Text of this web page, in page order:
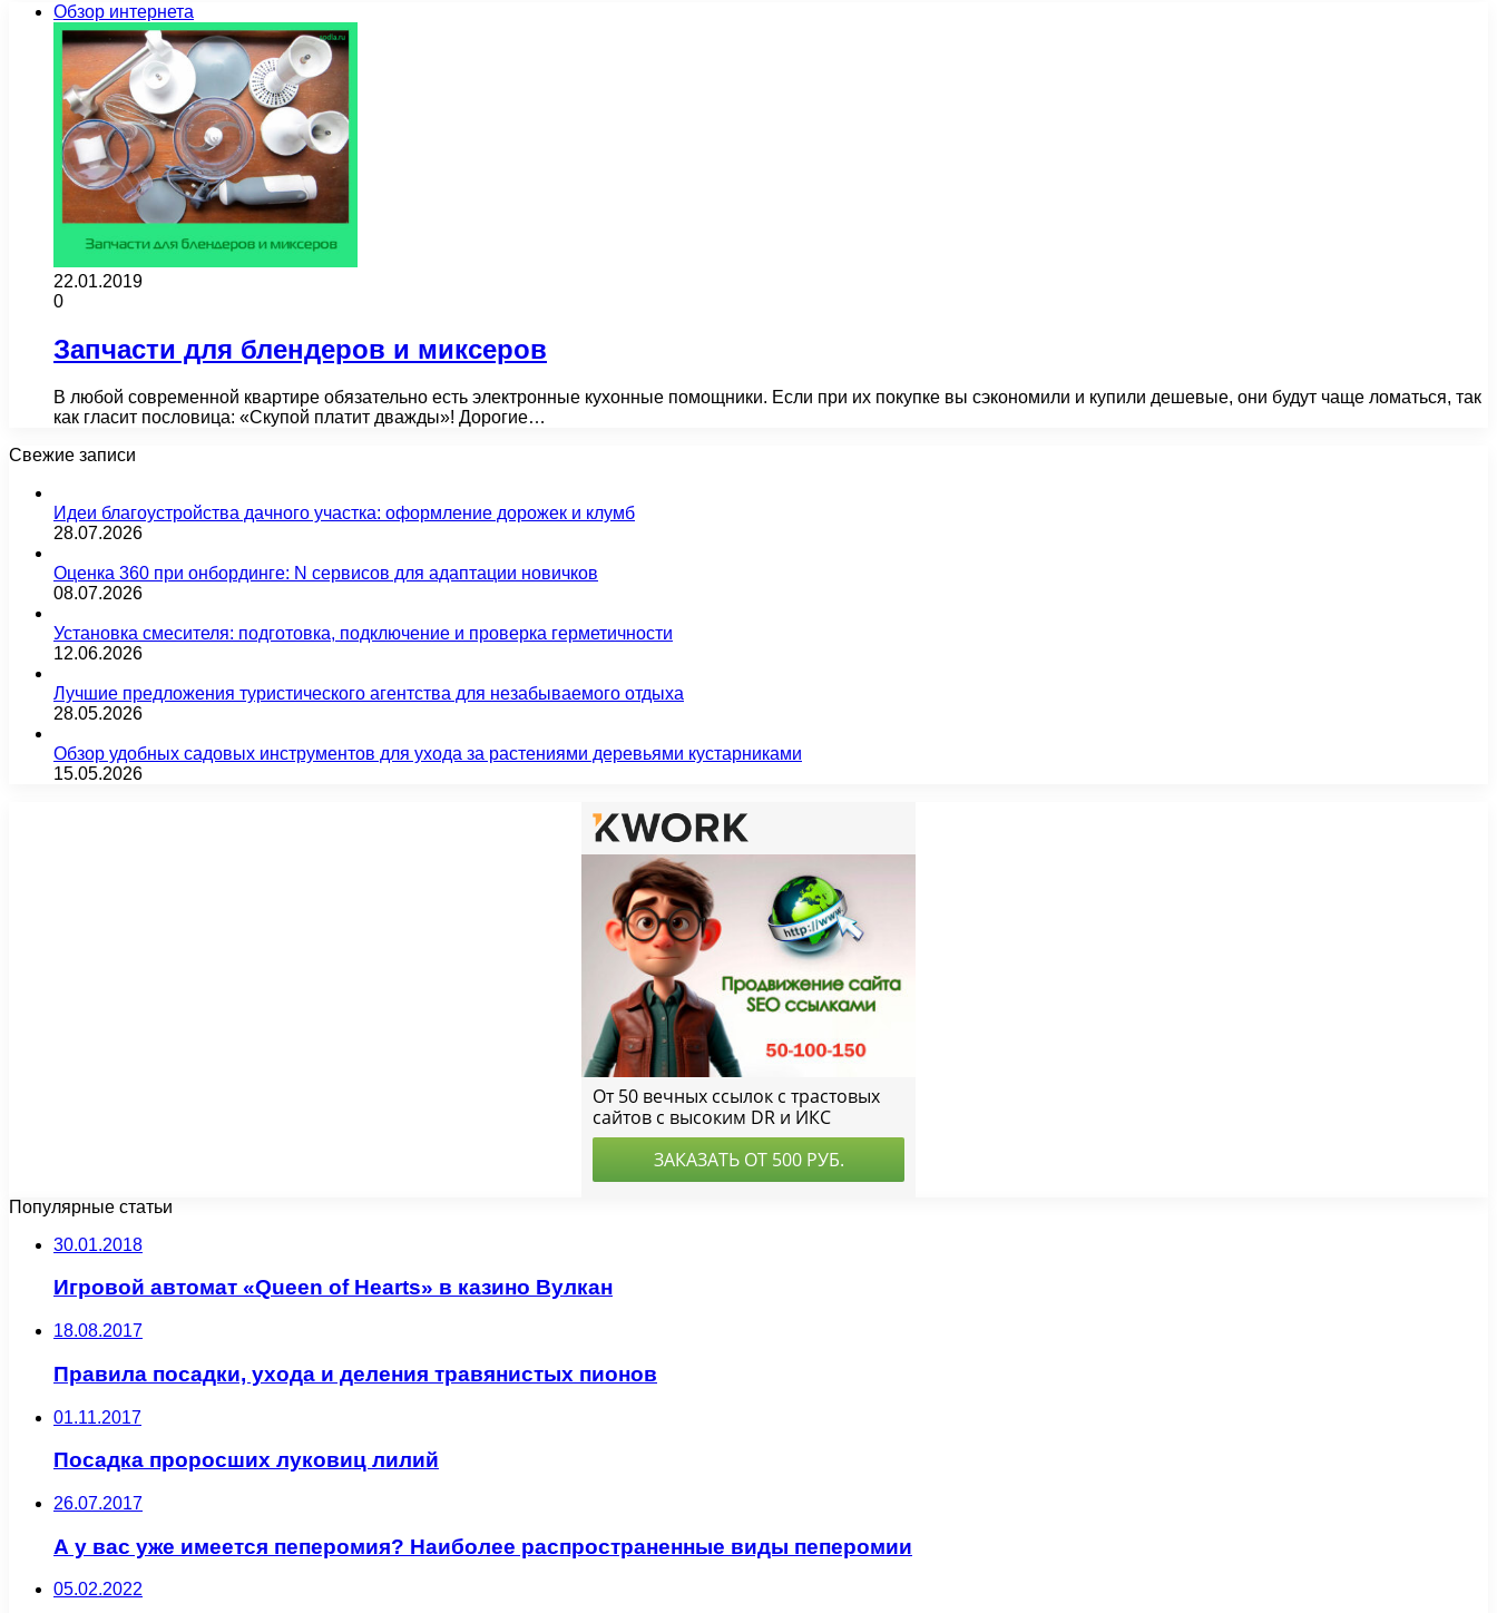
Обзор интернета
22.01.2019
0
Запчасти для блендеров и миксеров
В любой современной квартире обязательно есть электронные кухонные помощники. Если при их покупке вы сэкономили и купили дешевые, они будут чаще ломаться, так
как гласит пословица: «Скупой платит дважды»! Дорогие…
Свежие записи
Идеи благоустройства дачного участка: оформление дорожек и клумб
28.07.2026
Оценка 360 при онбординге: N сервисов для адаптации новичков
08.07.2026
Установка смесителя: подготовка, подключение и проверка герметичности
12.06.2026
Лучшие предложения туристического агентства для незабываемого отдыха
28.05.2026
Обзор удобных садовых инструментов для ухода за растениями деревьями кустарниками
15.05.2026
Популярные статьи
30.01.2018
Игровой автомат «Queen of Hearts» в казино Вулкан
18.08.2017
Правила посадки, ухода и деления травянистых пионов
01.11.2017
Посадка проросших луковиц лилий
26.07.2017
А у вас уже имеется пеперомия? Наиболее распространенные виды пеперомии
05.02.2022